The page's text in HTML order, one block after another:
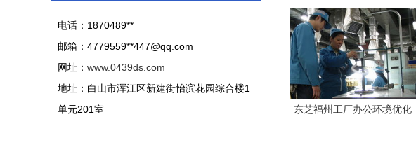
电话：1870489**
邮箱：4779559**447@qq.com
网址： www.0439ds.com
地址：白山市浑江区新建街怡滨花园综合楼1
单元201室
东芝福州工厂办公环境优化